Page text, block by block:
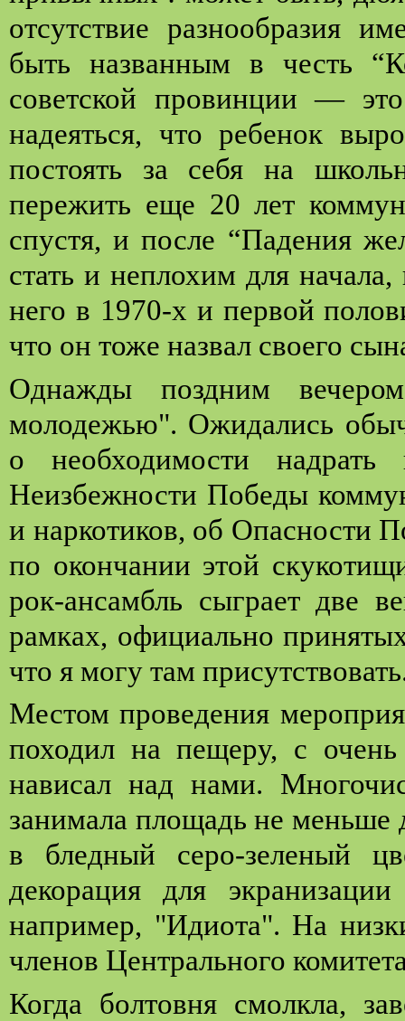
отсутствие разнообразия
быть названным в честь
советской провинции —
надеяться, что ребенок
постоять за себя на
пережить еще 20 лет
спустя, и после “Падения
стать и неплохим для
него в 1970-х и первой
что он тоже назвал своего
Однажды поздним
молодежью". Ожидались
о необходимости
Неизбежности Победы
и наркотиков, об Опасности
по окончании этой
рок-ансамбль сыграет две
рамках, официально
что я могу там
Местом проведения
походил на пещеру, с очень
нависал над нами.
занимала площадь не меньше
в бледный серо-зеленый
декорация для
например, "Идиота". На
членов Центрального
Когда болтовня смолкла,